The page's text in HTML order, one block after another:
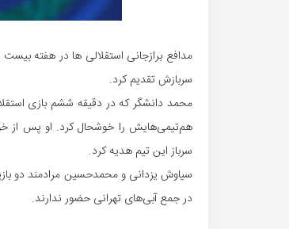
مدافع برازجانی استقلالی ها در هفته
سربازش تقدیم کرد.
محمد دانشگر که در دقیقه ششم بازی
سرباز این تیم هدیه کرد.
سیاوش یزدانی و محمدحسین مرادمند دو
در جمع آبی‌های تهرانی حضور ندارند.